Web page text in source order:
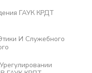
ГАУК КРДТ
И Служебного